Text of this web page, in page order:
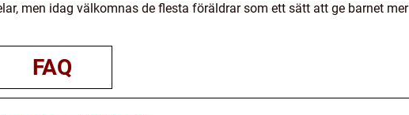
men idag välkomnas de flesta föräldrar som ett sätt att ge barnet mer
FAQ